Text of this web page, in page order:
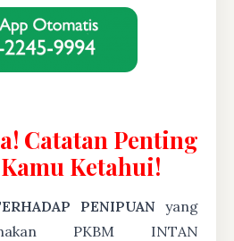
Catatan Penting
Ketahui!
PENIPUAN yang
PKBM INTAN